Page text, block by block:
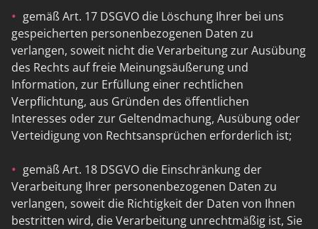
gemäß Art. 17 DSGVO die Löschung Ihrer bei uns
gespeicherten personenbezogenen Daten zu
verlangen, soweit nicht die Verarbeitung zur Ausübung
des Rechts auf freie Meinungsäußerung und
Information, zur Erfüllung einer rechtlichen
Verpflichtung, aus Gründen des öffentlichen
Interesses oder zur Geltendmachung, Ausübung oder
Verteidigung von Rechtsansprüchen erforderlich ist;
gemäß Art. 18 DSGVO die Einschränkung der
Verarbeitung Ihrer personenbezogenen Daten zu
verlangen, soweit die Richtigkeit der Daten von Ihnen
bestritten wird, die Verarbeitung unrechtmäßig ist, Sie